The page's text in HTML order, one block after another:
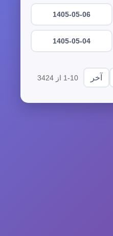
1405-05-06
1405-05-04
آخر 1-10 از 3424